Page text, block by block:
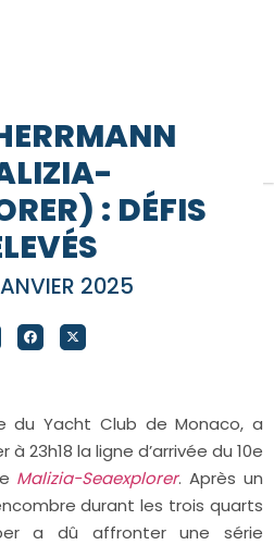
: DÉFIS
2025
du Yacht Club de Monaco, a
23h18 la ligne d’arrivée du 10e
Malizia-Seaexplorer. Après un
durant les trois quarts
a dû affronter une série